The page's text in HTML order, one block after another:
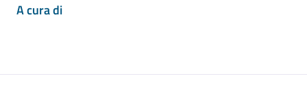
A cura di